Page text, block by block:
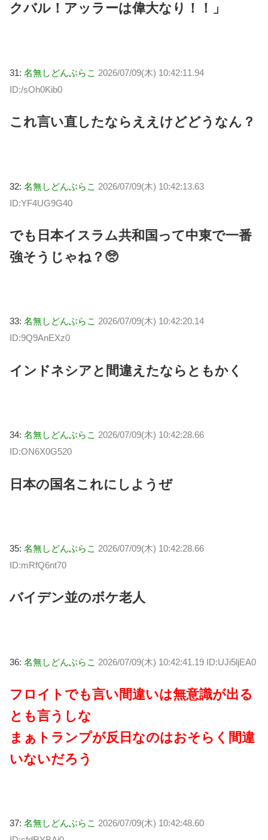
クバル！アッラーは偉大なり！！」
31: 名無しどんぶらこ 2026/07/09(木) 10:42:11.94
ID:/sOh0Kib0
これ言い直したならええけどどうなん？
32: 名無しどんぶらこ 2026/07/09(木) 10:42:13.63
ID:YF4UG9G40
でも日本イスラム共和国って中東で一番
強そうじゃね？🥺
33: 名無しどんぶらこ 2026/07/09(木) 10:42:20.14
ID:9Q9AnEXz0
インドネシアと間違えたならともかく
34: 名無しどんぶらこ 2026/07/09(木) 10:42:28.66
ID:ON6X0G520
日本の国名これにしようぜ
35: 名無しどんぶらこ 2026/07/09(木) 10:42:28.66
ID:mRfQ6nt70
バイデン並のボケ老人
36: 名無しどんぶらこ 2026/07/09(木) 10:42:41.19 ID:UJi5ljEA0
フロイトでも言い間違いは無意識が出る
とも言うしな
まぁトランプが反日なのはおそらく間違
いないだろう
37: 名無しどんぶらこ 2026/07/09(木) 10:42:48.60